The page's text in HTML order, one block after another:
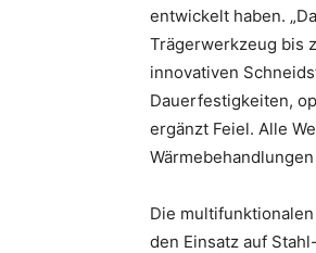
entwickelt haben.
Trägerwerkzeug bis
innovativen
Dauerfestigkeiten,
ergänzt Feiel. Alle
Die
den Einsatz auf